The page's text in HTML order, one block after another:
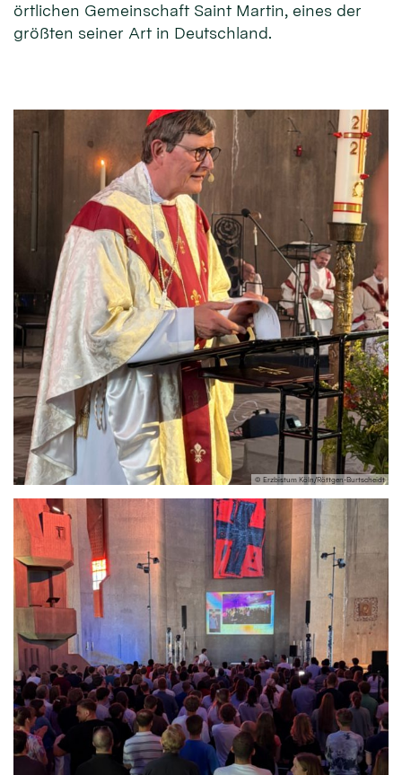
örtlichen Gemeinschaft Saint Martin, eines der
größten seiner Art in Deutschland.
© Erzbistum Köln/Röttgen-Burtscheidt